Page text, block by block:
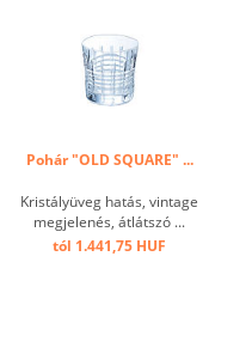
Pohár "OLD SQUARE" ...
Kristályüveg hatás, vintage
megjelenés, átlátszó ...
tól 1.441,75 HUF